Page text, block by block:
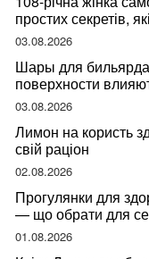
простих секретів,
03.08.2026
Шары для
поверхности
03.08.2026
Лимон на користь
свій раціон
02.08.2026
Прогулянки для
— що обрати для
01.08.2026